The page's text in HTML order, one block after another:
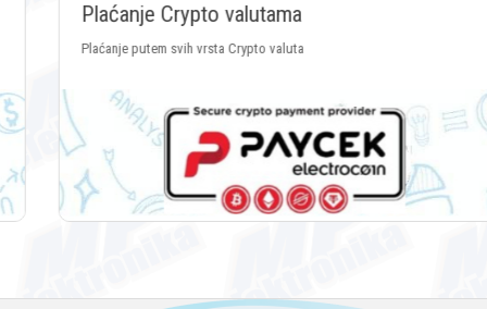
Plaćanje Crypto valutama
Plaćanje putem svih vrsta Crypto valuta